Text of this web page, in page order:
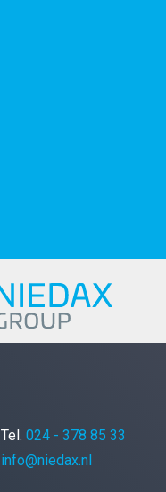
Tel. 024 - 378 85 33
info@niedax.nl